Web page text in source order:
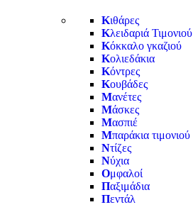
Κιθάρες
Κλειδαριά Τιμονιού
Κόκκαλο γκαζιού
Κολιεδάκια
Κόντρες
Κουβάδες
Μανέτες
Μάσκες
Μασπιέ
Μπαράκια τιμονιού
Ντίζες
Νύχια
Ομφαλοί
Παξιμάδια
Πεντάλ